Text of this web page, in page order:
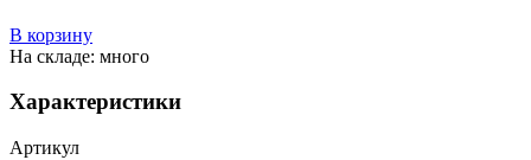
В корзину
На складе: много
Характеристики
Артикул